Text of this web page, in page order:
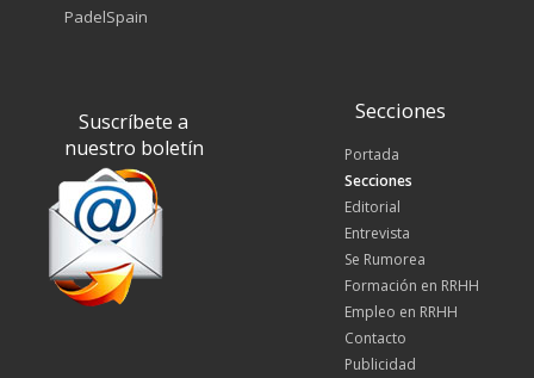
PadelSpain
Suscríbete a
nuestro boletín
Secciones
Portada
Secciones
Editorial
Entrevista
Se Rumorea
Formación en RRHH
Empleo en RRHH
Contacto
Publicidad